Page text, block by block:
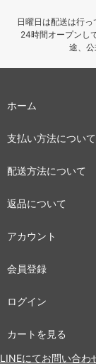
日曜日は配送は行っ
24時間オープンし
途、公
ホーム
支払い方法について
配送方法について
返品について
アカウント
会員登録
ログイン
カートを見る
LINEにてお問い合わ